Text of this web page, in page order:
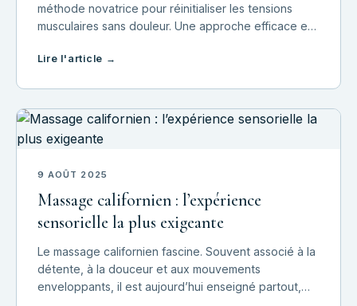
méthode novatrice pour réinitialiser les tensions
musculaires sans douleur. Une approche efficace et
professionnelle.
Lire l'article →
9 AOÛT 2025
Massage californien : l’expérience
sensorielle la plus exigeante
Le massage californien fascine. Souvent associé à la
détente, à la douceur et aux mouvements
enveloppants, il est aujourd’hui enseigné partout,